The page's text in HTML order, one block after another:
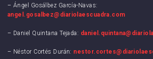
– Ángel Gosálbez García-Navas:
angel.gosalbez@diariolaescuadra.com
– Daniel Quintana Tejada:
– Néstor Cortés Durán: